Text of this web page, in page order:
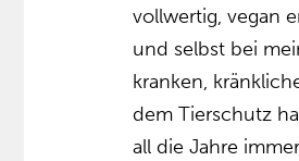
vollwertig, vegan
und selbst bei
kranken,
dem Tierschutz
all die Jahre